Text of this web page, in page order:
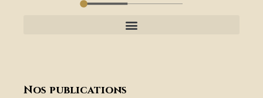
Nos publications